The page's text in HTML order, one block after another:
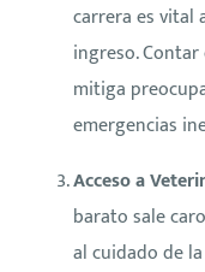
carrera es
ingreso.
mitiga
emergencias
Acceso a
barato sale
al cuidado de